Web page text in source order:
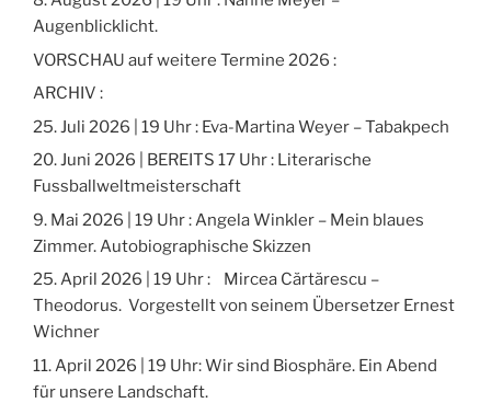
Augenblicklicht.
VORSCHAU auf weitere Termine 2026 :
ARCHIV :
25. Juli 2026 | 19 Uhr : Eva-Martina Weyer – Tabakpech
20. Juni 2026 | BEREITS 17 Uhr : Literarische
Fussballweltmeisterschaft
9. Mai 2026 | 19 Uhr : Angela Winkler – Mein blaues
Zimmer. Autobiographische Skizzen
25. April 2026 | 19 Uhr : Mircea Cărtărescu –
Theodorus. Vorgestellt von seinem Übersetzer Ernest
Wichner
11. April 2026 | 19 Uhr: Wir sind Biosphäre. Ein Abend
für unsere Landschaft.